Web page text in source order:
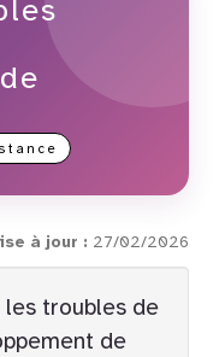
à jour : 27/02/2026
les troubles de
de